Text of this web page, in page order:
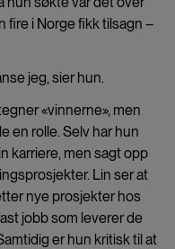
fire i Norge fikk tilsagn –
jeg, sier hun.
«vinnerne», men
en rolle. Selv har hun
karriere, men sagt opp
Lin ser at
nye prosjekter hos
jobb som leverer de
er hun kritisk til at